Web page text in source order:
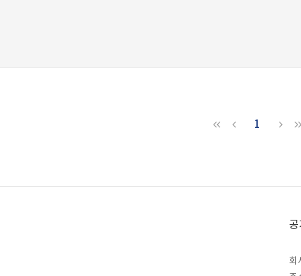
1
회